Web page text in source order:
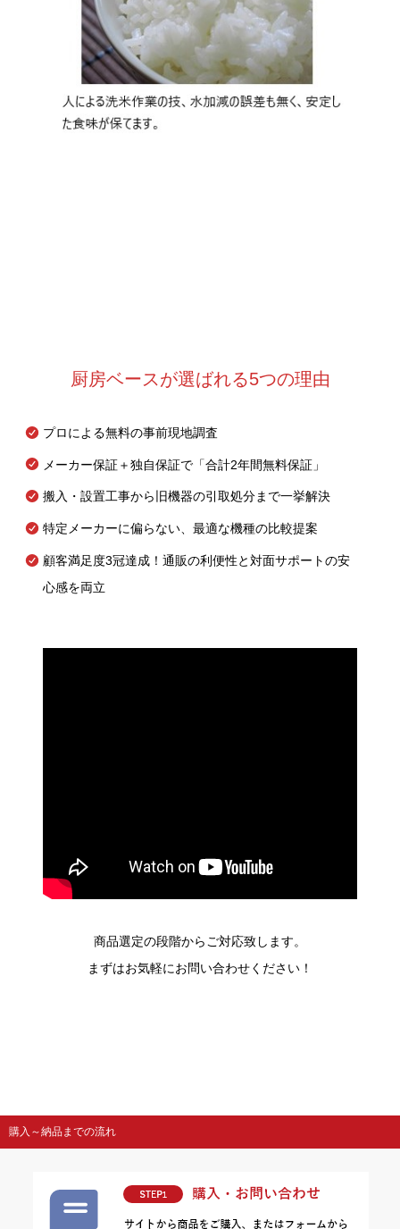
厨房ベースが選ばれる5つの理由
プロによる無料の事前現地調査
メーカー保証＋独自保証で「合計2年間無料保証」
搬入・設置工事から旧機器の引取処分まで一挙解決
特定メーカーに偏らない、最適な機種の比較提案
顧客満足度3冠達成！通販の利便性と対面サポートの安
心感を両立
商品選定の段階からご対応致します。
まずはお気軽にお問い合わせください！
購入～納品までの流れ